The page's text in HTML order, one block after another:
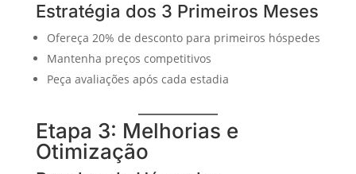
Estratégia dos 3 Primeiros Meses
Ofereça 20% de desconto para primeiros hóspedes
Mantenha preços competitivos
Peça avaliações após cada estadia
Etapa 3: Melhorias e
Otimização